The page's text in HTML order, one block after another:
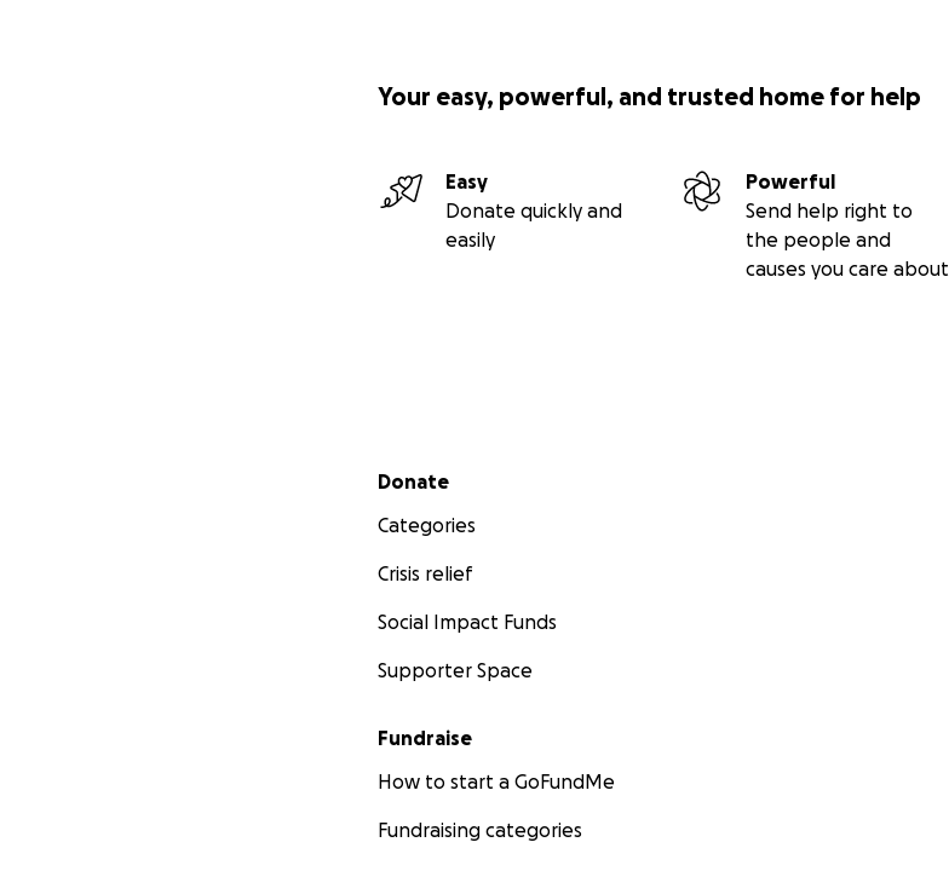
Your easy, powerful, and trusted home for help
Easy
Donate quickly and
easily
Powerful
Send help right to
the people and
causes you care about
Secondary menu
Donate
Categories
Crisis relief
Social Impact Funds
Supporter Space
Fundraise
How to start a GoFundMe
Fundraising categories